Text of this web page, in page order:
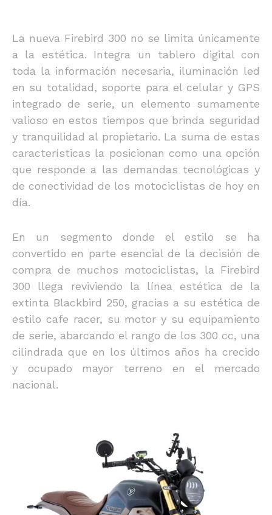
La nueva Firebird 300 no se limita únicamente
a la estética. Integra un tablero digital con
toda la información necesaria, iluminación led
en su totalidad, soporte para el celular y GPS
integrado de serie, un elemento sumamente
valioso en estos tiempos que brinda seguridad
y tranquilidad al propietario. La suma de estas
características la posicionan como una opción
que responde a las demandas tecnológicas y
de conectividad de los motociclistas de hoy en
día.
En un segmento donde el estilo se ha
convertido en parte esencial de la decisión de
compra de muchos motociclistas, la Firebird
300 llega reviviendo la línea estética de la
extinta Blackbird 250, gracias a su estética de
estilo cafe racer, su motor y su equipamiento
de serie, abarcando el rango de los 300 cc, una
cilindrada que en los últimos años ha crecido
y ocupado mayor terreno en el mercado
nacional.